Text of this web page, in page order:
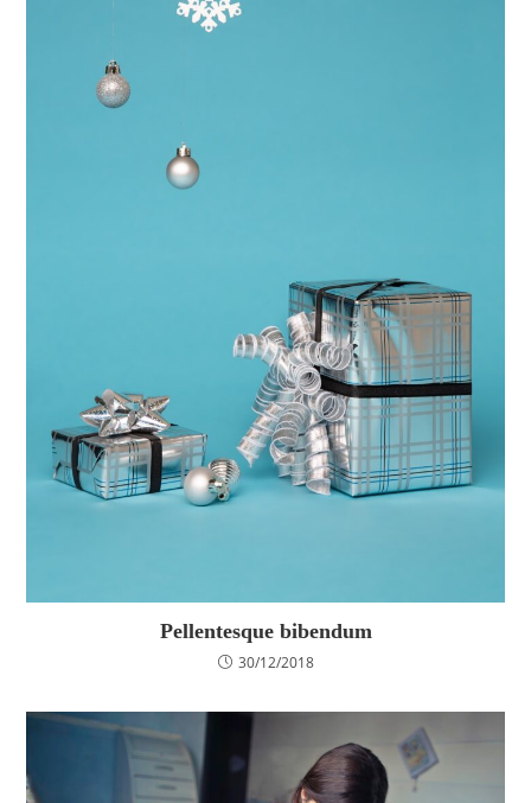
Pellentesque bibendum
30/12/2018